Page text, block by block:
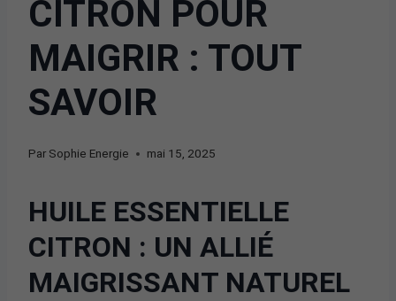
CITRON POUR
MAIGRIR : TOUT
SAVOIR
Par Sophie Energie mai 15, 2025
HUILE ESSENTIELLE
CITRON : UN ALLIÉ
MAIGRISSANT NATUREL